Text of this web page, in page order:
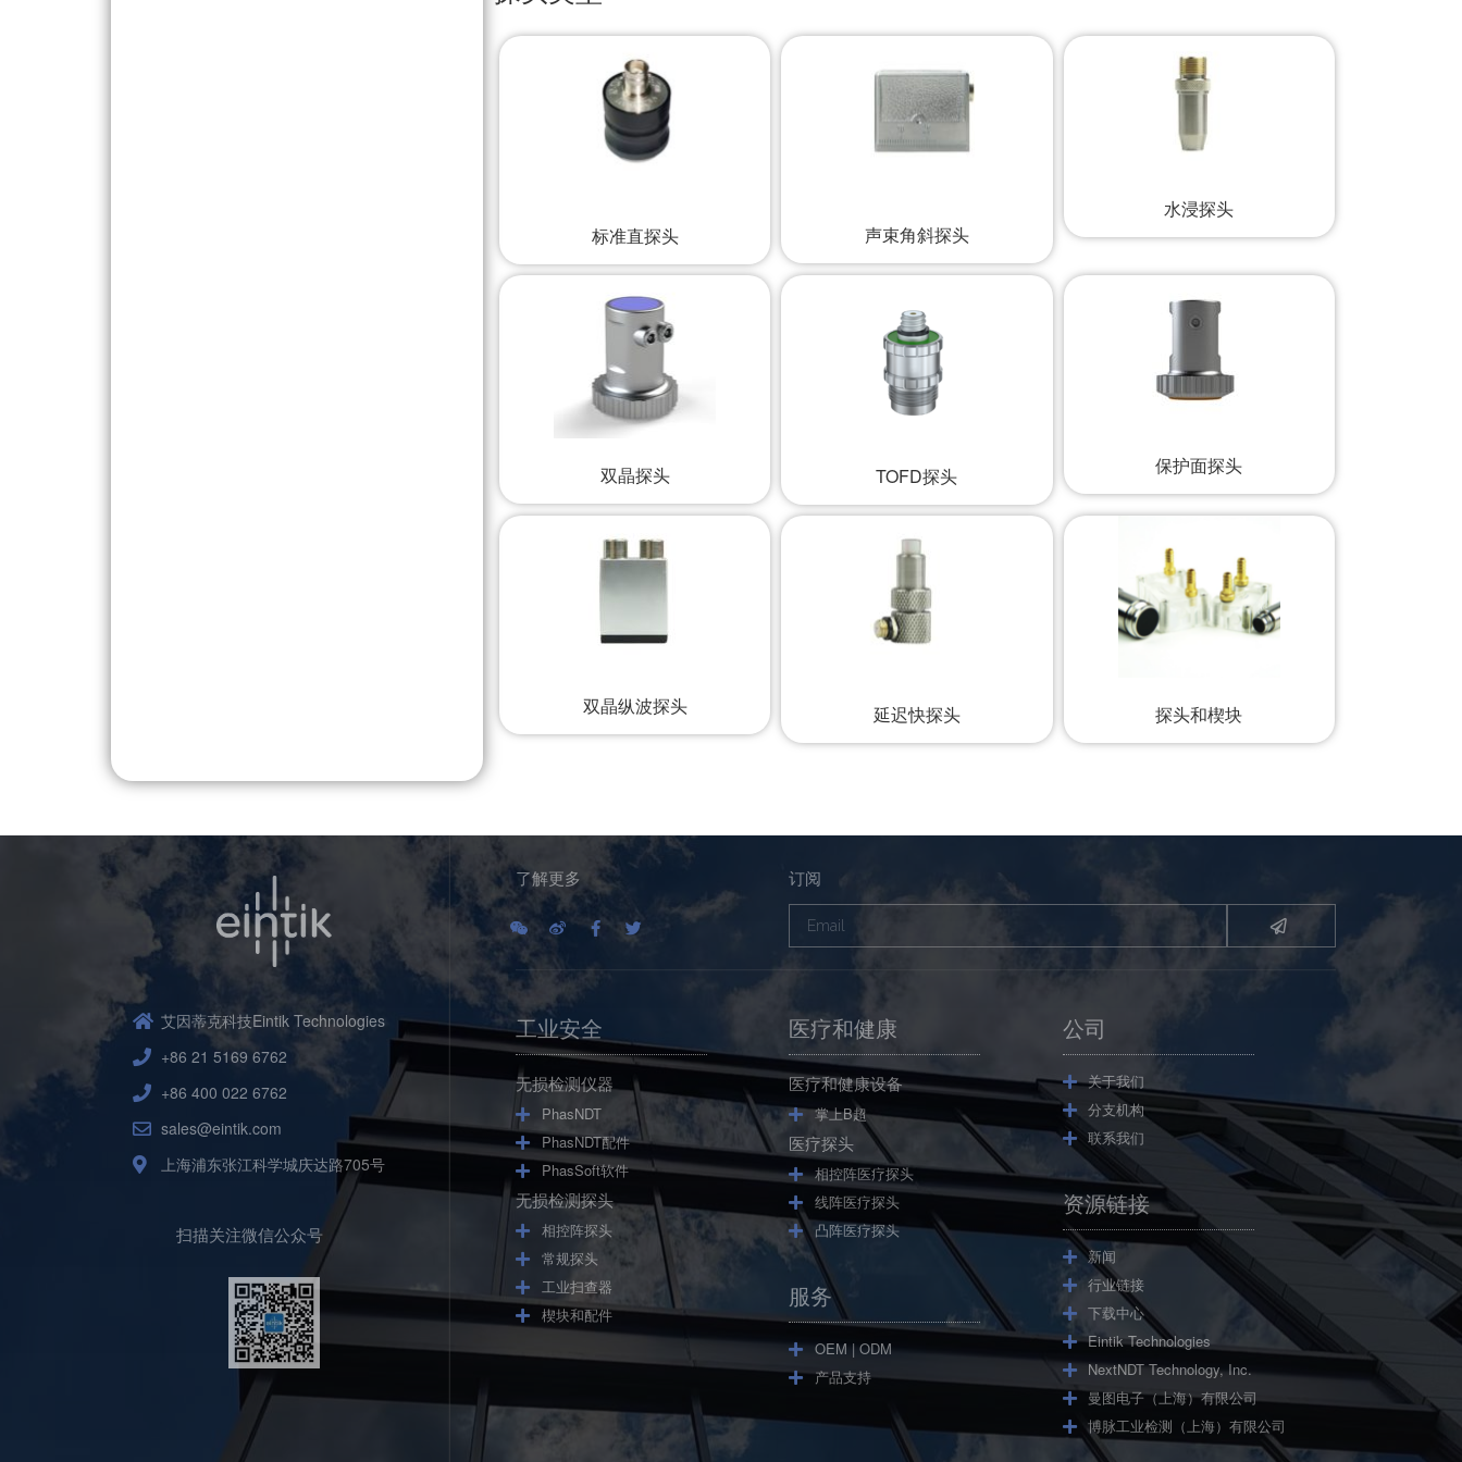
标准直探头 声束角斜探头
水浸探头
双晶探头 TOFD探头 保护面探头
双晶纵波探头 延迟快探头 探头和楔块
艾因蒂克科技Eintik Technologies
+86 21 5169 6762
+86 400 022 6762
sales@eintik.com
上海浦东张江科学城庆达路705号
扫描关注微信公众号
了解更多 订阅
工业安全
无损检测仪器
PhasNDT
PhasNDT配件
PhasSoft软件
无损检测探头
相控阵探头
常规探头
工业扫查器
楔块和配件
医疗和健康
医疗和健康设备
掌上B超
医疗探头
相控阵医疗探头
线阵医疗探头
凸阵医疗探头
服务
OEM | ODM
产品支持
公司
关于我们
分支机构
联系我们
资源链接
新闻
行业链接
下载中心
Eintik Technologies
NextNDT Technology, Inc.
曼图电子（上海）有限公司
博脉工业检测（上海）有限公司